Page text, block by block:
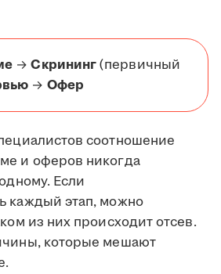
→Скрининг(первичный
→ Офер
соотношение
и оферов никогда
Если
каждый этап, можно
из них происходит отсев.
которые мешают